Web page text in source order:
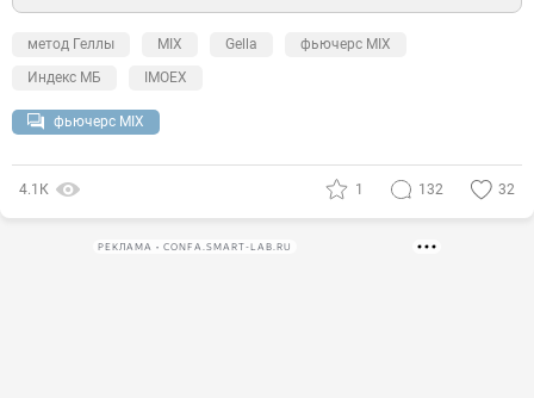
метод Геллы MIX Gella
фьючерс MIX
Индекс МБ
IMOEX
фьючерс MIX
4.1К 1 132 32
РЕКЛАМА • CONFA.SMART-LAB.RU